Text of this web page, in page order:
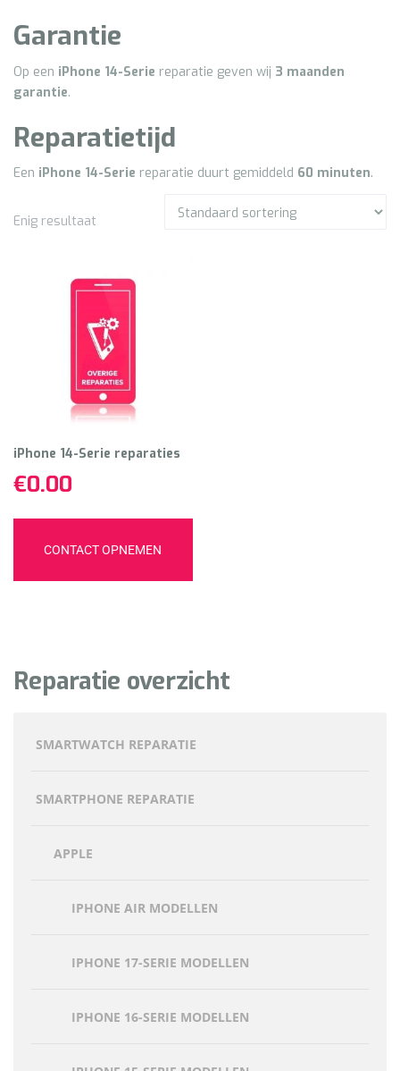
Garantie
Op een iPhone 14-Serie reparatie geven wij 3 maanden
garantie.
Reparatietijd
Een iPhone 14-Serie reparatie duurt gemiddeld 60 minuten.
Enig resultaat
iPhone 14-Serie reparaties
€0.00
CONTACT OPNEMEN
Reparatie overzicht
SMARTWATCH REPARATIE
SMARTPHONE REPARATIE
APPLE
IPHONE AIR MODELLEN
IPHONE 17-SERIE MODELLEN
IPHONE 16-SERIE MODELLEN